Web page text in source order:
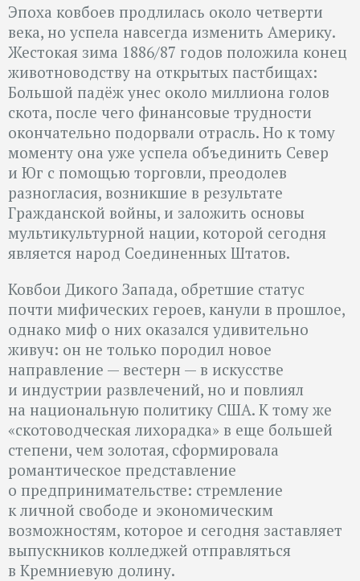
Эпоха ковбоев продлилась около четверти
века, но успела навсегда изменить Америку.
Жестокая зима 1886/87 годов положила конец
животноводству на открытых пастбищах:
Большой падёж унес около миллиона голов
скота, после чего финансовые трудности
окончательно подорвали отрасль. Но к тому
моменту она уже успела объединить Север
и Юг с помощью торговли, преодолев
разногласия, возникшие в результате
Гражданской войны, и заложить основы
мультикультурной нации, которой сегодня
является народ Соединенных Штатов.
Ковбои Дикого Запада, обретшие статус
почти мифических героев, канули в прошлое,
однако миф о них оказался удивительно
живуч: он не только породил новое
направление — вестерн — в искусстве
и индустрии развлечений, но и повлиял
на национальную политику США. К тому же
«скотоводческая лихорадка» в еще большей
степени, чем золотая, сформировала
романтическое представление
о предпринимательстве: стремление
к личной свободе и экономическим
возможностям, которое и сегодня заставляет
выпускников колледжей отправляться
в Кремниевую долину.